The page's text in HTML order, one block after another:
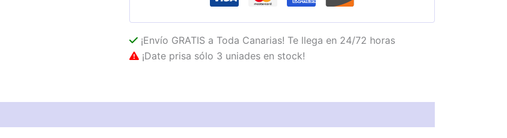
¡Envío GRATIS a Toda Canarias! Te llega en 24/72 horas
¡Date prisa sólo 3 uniades en stock!